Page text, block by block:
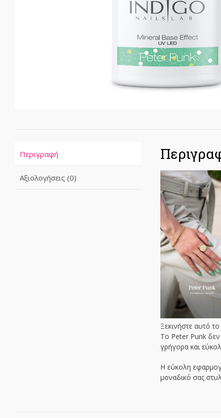
Περιγραφή
Αξιολογήσεις (0)
Ξεκινήστε αυτό
Το Peter Punk δεν
γρήγορα και
Η εύκολη
μοναδικό σας